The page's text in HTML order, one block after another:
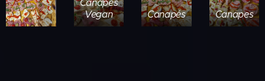
Canapés
Vegan
Canapés Canapes